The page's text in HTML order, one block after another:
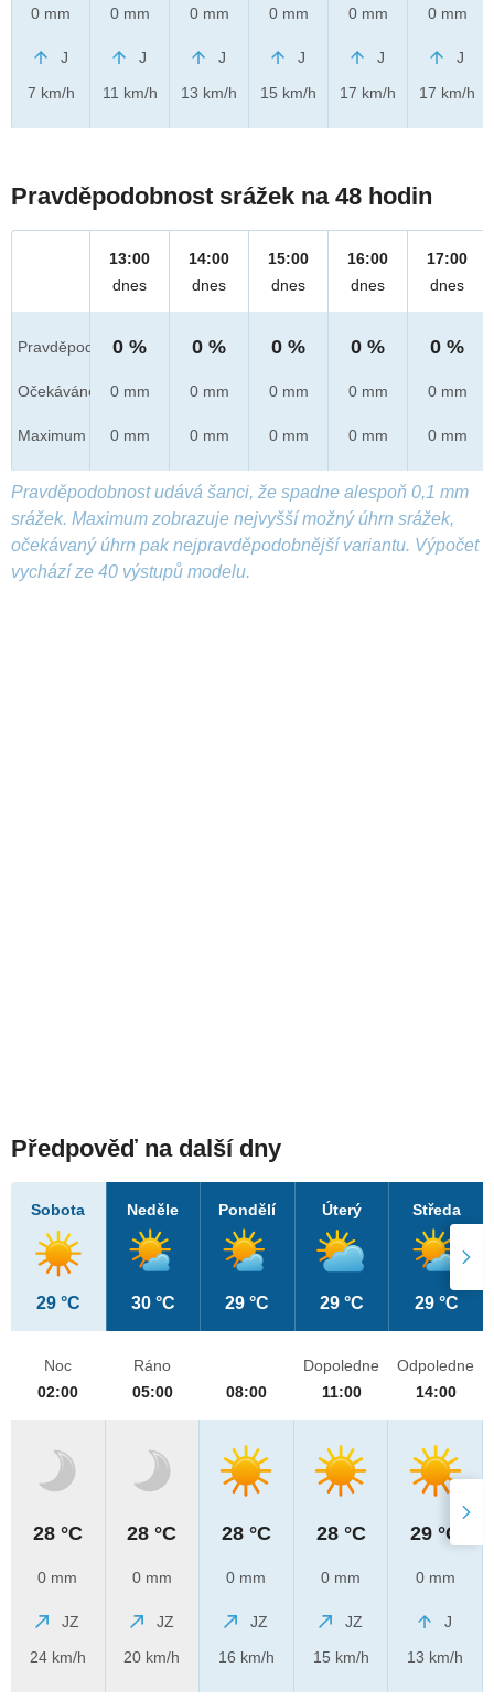
0 mm
J
7 km/h
0 mm
J
11 km/h
0 mm
J
13 km/h
0 mm
J
15 km/h
0 mm
J
17 km/h
0 mm
J
17 km/h
Pravděpodobnost srážek na 48 hodin
Pravděpod.
Očekáváno
Maximum
13:00
dnes
0 %
0 mm
0 mm
14:00
dnes
0 %
0 mm
0 mm
15:00
dnes
0 %
0 mm
0 mm
16:00
dnes
0 %
0 mm
0 mm
17:00
dnes
0 %
0 mm
0 mm
Pravděpodobnost udává šanci, že spadne alespoň 0,1 mm
srážek. Maximum zobrazuje nejvyšší možný úhrn srážek,
očekávaný úhrn pak nejpravděpodobnější variantu. Výpočet
vychází ze 40 výstupů modelu.
Předpověď na další dny
Sobota
29 °C
Neděle
30 °C
Pondělí
29 °C
Úterý
29 °C
Středa
29 °C
Noc
02:00
28 °C
0 mm
JZ
24 km/h
Ráno
05:00
28 °C
0 mm
JZ
20 km/h
08:00
28 °C
0 mm
JZ
16 km/h
Dopoledne
11:00
28 °C
0 mm
JZ
15 km/h
Odpoledne
14:00
29 °C
0 mm
J
13 km/h